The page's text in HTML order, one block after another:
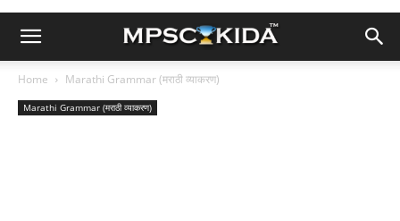
Home Marathi Grammar (मराठी व्याकरण)
Marathi Grammar (मराठी व्याकरण)